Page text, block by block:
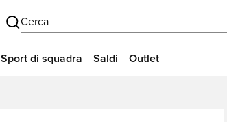
Cerca
Sport di squadra Saldi Outlet